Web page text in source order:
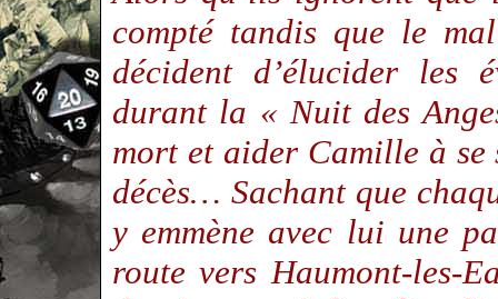
compté tandis que le
décident d’élucider les
durant la « Nuit des
mort et aider Camille à se
décès… Sachant que
y emmène avec lui une
route vers Haumont-les-